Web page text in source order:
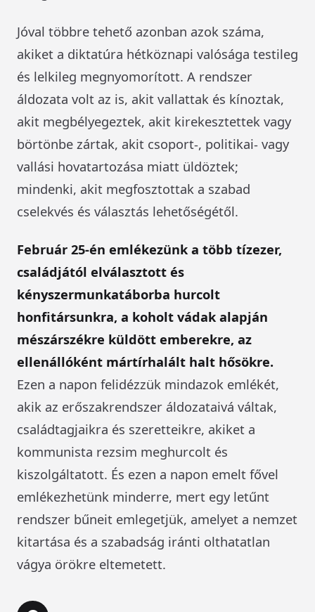
Jóval többre tehető azonban azok száma,
akiket a diktatúra hétköznapi valósága testileg
és lelkileg megnyomorított. A rendszer
áldozata volt az is, akit vallattak és kínoztak,
akit megbélyegeztek, akit kirekesztettek vagy
börtönbe zártak, akit csoport-, politikai- vagy
vallási hovatartozása miatt üldöztek;
mindenki, akit megfosztottak a szabad
cselekvés és választás lehetőségétől.
Február 25-én emlékezünk a több tízezer,
családjától elválasztott és
kényszermunkatáborba hurcolt
honfitársunkra, a koholt vádak alapján
mészárszékre küldött emberekre, az
ellenállóként mártírhalált halt hősökre.
Ezen a napon felidézzük mindazok emlékét,
akik az erőszakrendszer áldozataivá váltak,
családtagjaikra és szeretteikre, akiket a
kommunista rezsim meghurcolt és
kiszolgáltatott. És ezen a napon emelt fővel
emlékezhetünk minderre, mert egy letűnt
rendszer bűneit emlegetjük, amelyet a nemzet
kitartása és a szabadság iránti olthatatlan
vágya örökre eltemetett.